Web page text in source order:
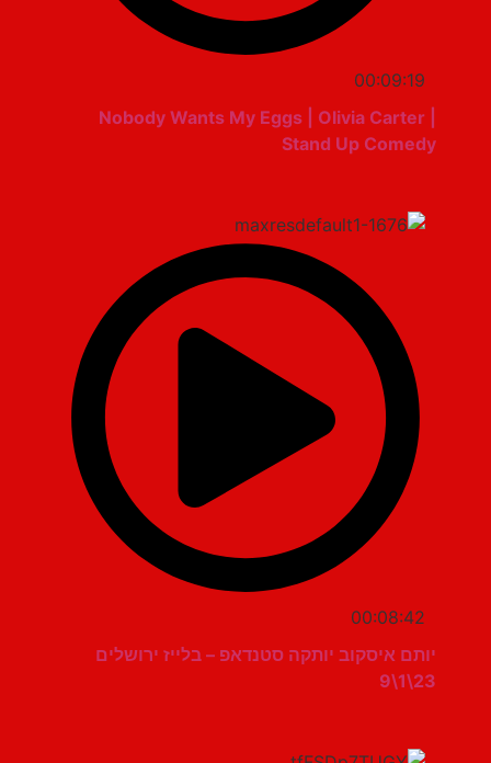
00:09:19
Nobody Wants My Eggs | Olivia Carter |
Stand Up Comedy
00:08:42
יותם איסקוב יותקה סטנדאפ – בלייז ירושלים